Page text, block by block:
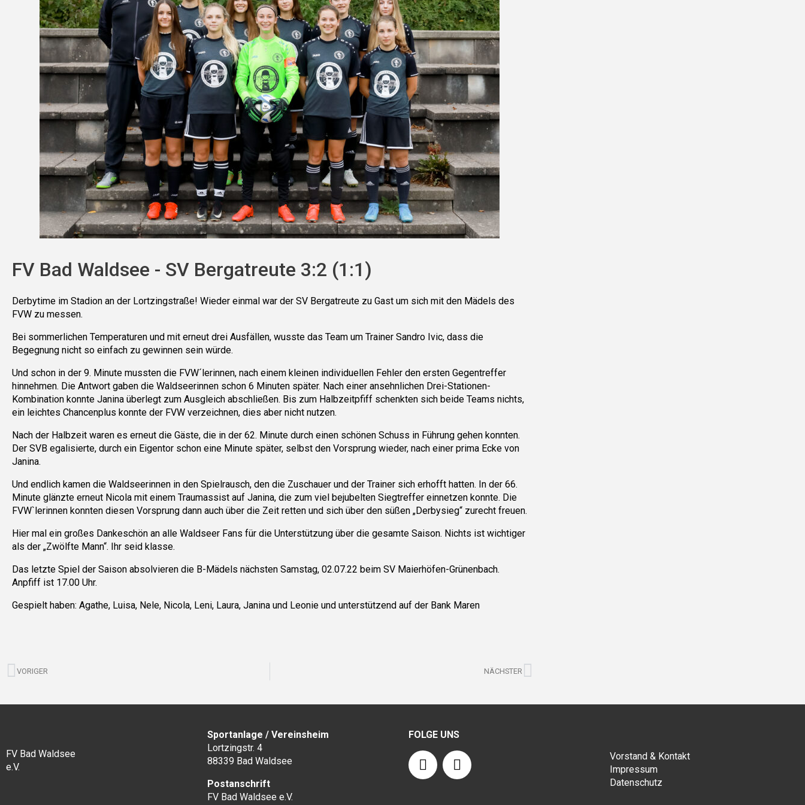
FV Bad Waldsee - SV Bergatreute 3:2 (1:1)
Derbytime im Stadion an der Lortzingstraße! Wieder einmal war der SV Bergatreute zu Gast um sich mit den Mädels des
FVW zu messen.
Bei sommerlichen Temperaturen und mit erneut drei Ausfällen, wusste das Team um Trainer Sandro Ivic, dass die
Begegnung nicht so einfach zu gewinnen sein würde.
Und schon in der 9. Minute mussten die FVW´lerinnen, nach einem kleinen individuellen Fehler den ersten Gegentreffer
hinnehmen. Die Antwort gaben die Waldseerinnen schon 6 Minuten später. Nach einer ansehnlichen Drei-Stationen-
Kombination konnte Janina überlegt zum Ausgleich abschließen. Bis zum Halbzeitpfiff schenkten sich beide Teams nichts,
ein leichtes Chancenplus konnte der FVW verzeichnen, dies aber nicht nutzen.
Nach der Halbzeit waren es erneut die Gäste, die in der 62. Minute durch einen schönen Schuss in Führung gehen konnten.
Der SVB egalisierte, durch ein Eigentor schon eine Minute später, selbst den Vorsprung wieder, nach einer prima Ecke von
Janina.
Und endlich kamen die Waldseerinnen in den Spielrausch, den die Zuschauer und der Trainer sich erhofft hatten. In der 66.
Minute glänzte erneut Nicola mit einem Traumassist auf Janina, die zum viel bejubelten Siegtreffer einnetzen konnte. Die
FVW`lerinnen konnten diesen Vorsprung dann auch über die Zeit retten und sich über den süßen „Derbysieg“ zurecht freuen.
Hier mal ein großes Dankeschön an alle Waldseer Fans für die Unterstützung über die gesamte Saison. Nichts ist wichtiger
als der „Zwölfte Mann“. Ihr seid klasse.
Das letzte Spiel der Saison absolvieren die B-Mädels nächsten Samstag, 02.07.22 beim SV Maierhöfen-Grünenbach.
Anpfiff ist 17.00 Uhr.
Gespielt haben: Agathe, Luisa, Nele, Nicola, Leni, Laura, Janina und Leonie und unterstützend auf der Bank Maren
Zurück
VORIGER NÄCHSTER Nächster
FV Bad Waldsee
e.V.
Sportanlage / Vereinsheim
Lortzingstr. 4
88339 Bad Waldsee
Postanschrift
FV Bad Waldsee e.V.
FOLGE UNS
F
a
I
n
Vorstand & Kontakt
Impressum
Datenschutz